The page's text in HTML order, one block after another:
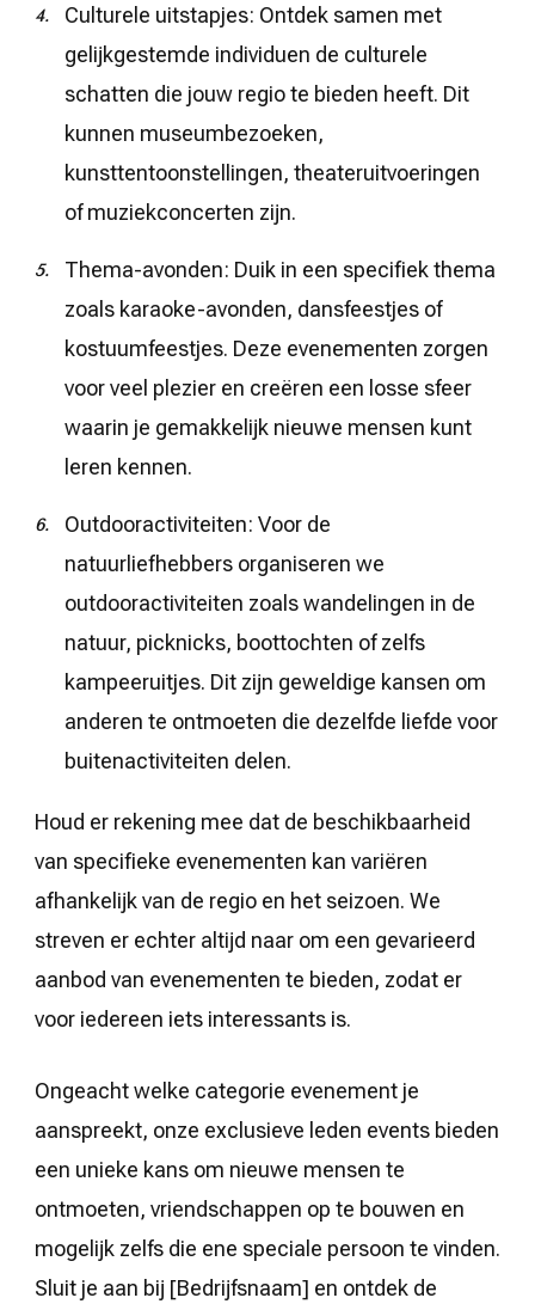
Culturele uitstapjes: Ontdek samen met
gelijkgestemde individuen de culturele
schatten die jouw regio te bieden heeft. Dit
kunnen museumbezoeken,
kunsttentoonstellingen, theateruitvoeringen
of muziekconcerten zijn.
Thema-avonden: Duik in een specifiek thema
zoals karaoke-avonden, dansfeestjes of
kostuumfeestjes. Deze evenementen zorgen
voor veel plezier en creëren een losse sfeer
waarin je gemakkelijk nieuwe mensen kunt
leren kennen.
Outdooractiviteiten: Voor de
natuurliefhebbers organiseren we
outdooractiviteiten zoals wandelingen in de
natuur, picknicks, boottochten of zelfs
kampeeruitjes. Dit zijn geweldige kansen om
anderen te ontmoeten die dezelfde liefde voor
buitenactiviteiten delen.
Houd er rekening mee dat de beschikbaarheid
van specifieke evenementen kan variëren
afhankelijk van de regio en het seizoen. We
streven er echter altijd naar om een gevarieerd
aanbod van evenementen te bieden, zodat er
voor iedereen iets interessants is.
Ongeacht welke categorie evenement je
aanspreekt, onze exclusieve leden events bieden
een unieke kans om nieuwe mensen te
ontmoeten, vriendschappen op te bouwen en
mogelijk zelfs die ene speciale persoon te vinden.
Sluit je aan bij [Bedrijfsnaam] en ontdek de